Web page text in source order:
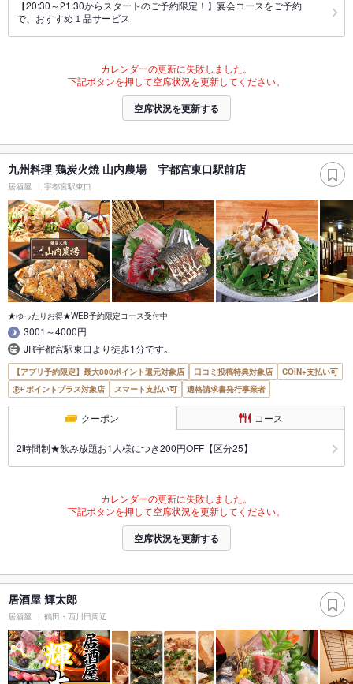
【20:30～21:30からスタートのご予約限定！】宴会コースをご予約
で、おすすめ１品サービス
カレンダーの更新に失敗しました。
下記ボタンを押して空席状況を更新してください。
空席状況を更新する
九州料理 鶏炭火焼 山内農場 宇都宮東口駅前店
居酒屋 宇都宮駅東口
★ゆったりお得★WEB予約限定コース受付中
3001～4000円
JR宇都宮駅東口より徒歩1分です｡
【アプリ予約限定】最大800ポイント還元対象店 口コミ投稿特典対象店
COIN+支払い可
ポイントプラス対象店
スマート支払い可 適格請求書発行事業者
クーポン コース
2時間制★飲み放題お1人様につき200円OFF【区分25】
カレンダーの更新に失敗しました。
下記ボタンを押して空席状況を更新してください。
空席状況を更新する
居酒屋 輝太郎
居酒屋 鶴田・西川田周辺